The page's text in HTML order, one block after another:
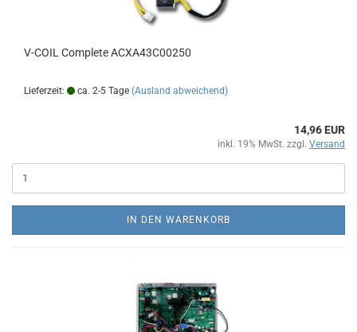
V-COIL Complete ACXA43C00250
Lieferzeit: ca. 2-5 Tage (Ausland abweichend)
14,96 EUR
inkl. 19% MwSt. zzgl. Versand
IN DEN WARENKORB